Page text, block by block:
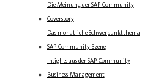
Die Meinung der SAP-Community
Coverstory
Das monatliche Schwerpunktthema
SAP-Community-Szene
Insights aus der SAP-Community
Business-Management